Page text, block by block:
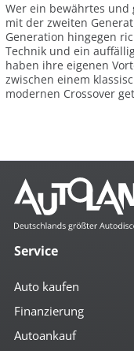
Wer ein bewährtes
mit der zweiten
Generation hingegen
Technik und ein
haben ihre eigenen
zwischen einem
modernen Crossover
Service
Auto kaufen
Finanzierung
Autoankauf